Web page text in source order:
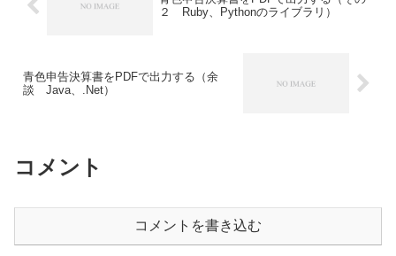
２ Ruby、Pythonのライブラリ）
青色申告決算書をPDFで出力する（余
談 Java、.Net）
コメント
コメントを書き込む